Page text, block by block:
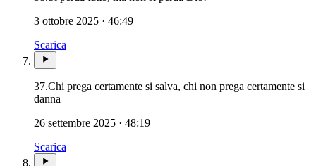
3 ottobre 2025 · 46:49
Scarica
37.Chi prega certamente si salva, chi non prega certamente si
danna
26 settembre 2025 · 48:19
Scarica